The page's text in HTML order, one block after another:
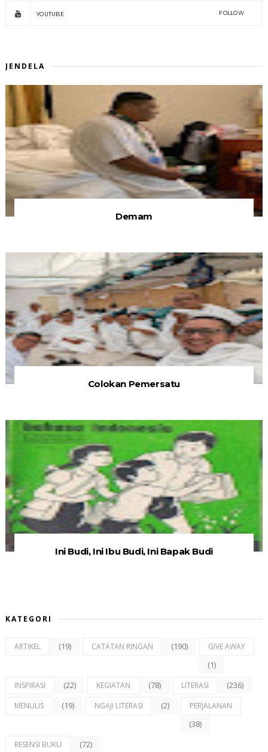
YOUTUBE FOLLOW
JENDELA
Demam
Colokan Pemersatu
Ini Budi, Ini Ibu Budi, Ini Bapak Budi
KATEGORI
ARTIKEL (19) CATATAN RINGAN (190) GIVE AWAY
(1)
INSPIRASI (22) KEGIATAN (78) LITERASI (236)
MENULIS (19) NGAJI LITERASI (2) PERJALANAN
(38)
RESENSI BUKU (72)